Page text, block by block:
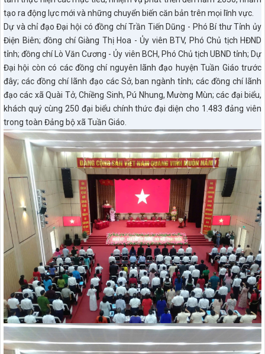
tạo ra động lực mới và những chuyển biến căn bản trên mọi lĩnh vực.
Dự và chỉ đạo Đại hội có đồng chí Trần Tiến Dũng - Phó Bí thư Tỉnh ủy
Điện Biên; đồng chí Giàng Thị Hoa - Ủy viên BTV, Phó Chủ tịch HĐND
tỉnh; đồng chí Lò Văn Cương - Ủy viên BCH, Phó Chủ tịch UBND tỉnh; Dự
Đại hội còn có các đồng chí nguyên lãnh đạo huyện Tuần Giáo trước
đây; các đồng chí lãnh đạo các Sở, ban ngành tỉnh; các đồng chí lãnh
đạo các xã Quài Tở, Chiềng Sinh, Pú Nhung, Mường Mùn; các đại biểu,
khách quý cùng 250 đại biểu chính thức đại diện cho 1.483 đảng viên
trong toàn Đảng bộ xã Tuần Giáo.